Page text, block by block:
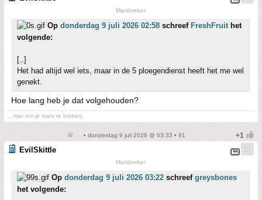
Marsbreker
Op donderdag 9 juli 2026 02:58 schreef FreshFruithet
volgende:
[..]
Het had altijd wel iets, maar in de 5 ploegendienst heeft het me wel
genekt.
Hoe lang heb je dat volgehouden?
...hier om je mars te breken.
• donderdag 9 juli 2026 @ 03:33 • 91
EvilSkittle
Marsbreker
Op donderdag 9 juli 2026 03:22 schreef greysbones
het volgende: